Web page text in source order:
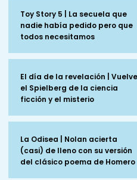
Toy Story 5 | La secuela que
nadie había pedido pero que
todos necesitamos
El día de la revelación | Vuelve
el Spielberg de la ciencia
ficción y el misterio
La Odisea | Nolan acierta
(casi) de lleno con su versión
del clásico poema de Homero